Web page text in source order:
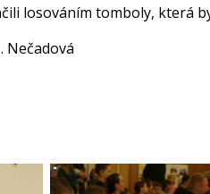
losováním tomboly, která
Nečadová